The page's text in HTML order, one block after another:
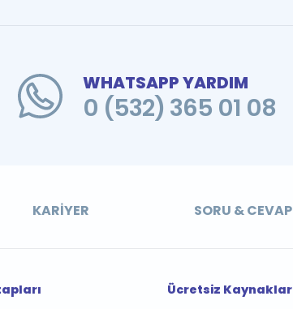
WHATSAPP YARDIM
0 (532) 365 01 08
KARIYER SORU & CEVAP
Ücretsiz Kaynaklar